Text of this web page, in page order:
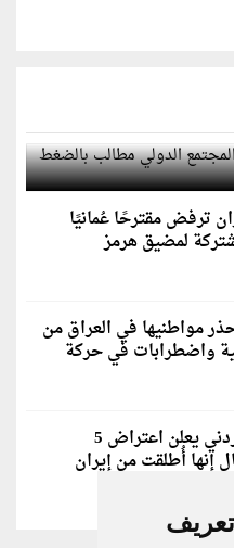
الدولي مطالب
ترفض مقترحًا عُمانيًا
لمضيق هرمز
مواطنيها في العراق من
واضطرابات في حركة
الجيش الأردني يعلن اعتراض 5
إنها أُطلقت من إيران